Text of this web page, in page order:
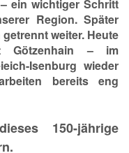
ein wichtiger Schritt
Region. Später
weiter. Heute
Götzenhain – im
Isenburg wieder
bereits eng
150-jährige